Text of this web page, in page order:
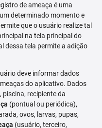
de ameaça é uma
determinado momento e
que o usuário realize tal
na tela principal do
dessa tela permite a adição
deve informar dados
do aplicativo. Dados
piscina, recipiente da
(pontual ou periódica),
ovos, larvas, pupas,
(usuário, terceiro,